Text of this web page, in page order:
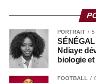
PORTRAIT 5
Ndiaye
biologie
FOOTBALL